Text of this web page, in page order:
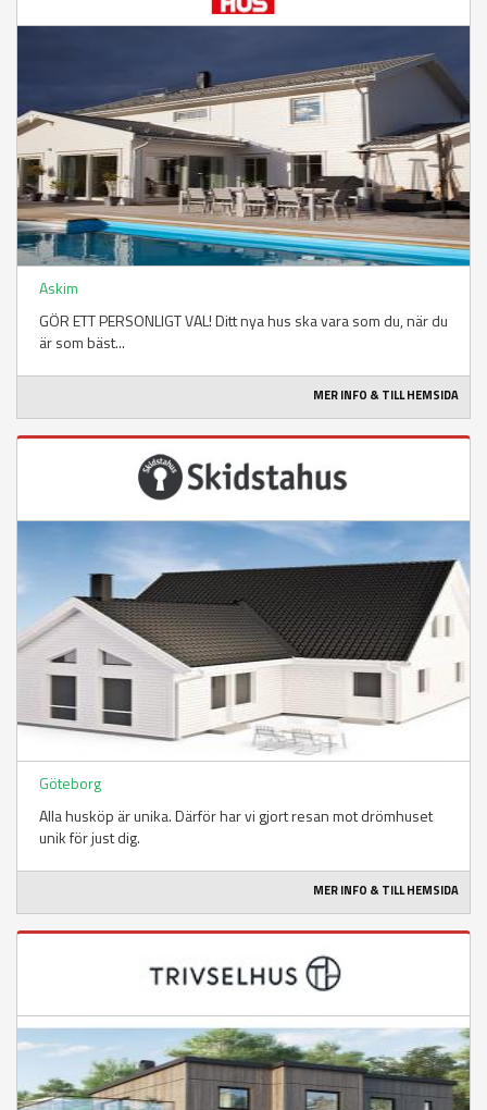
Askim
GÖR ETT PERSONLIGT VAL! Ditt nya hus ska vara som du, när du
är som bäst...
MER INFO & TILL HEMSIDA
Göteborg
Alla husköp är unika. Därför har vi gjort resan mot drömhuset
unik för just dig.
MER INFO & TILL HEMSIDA